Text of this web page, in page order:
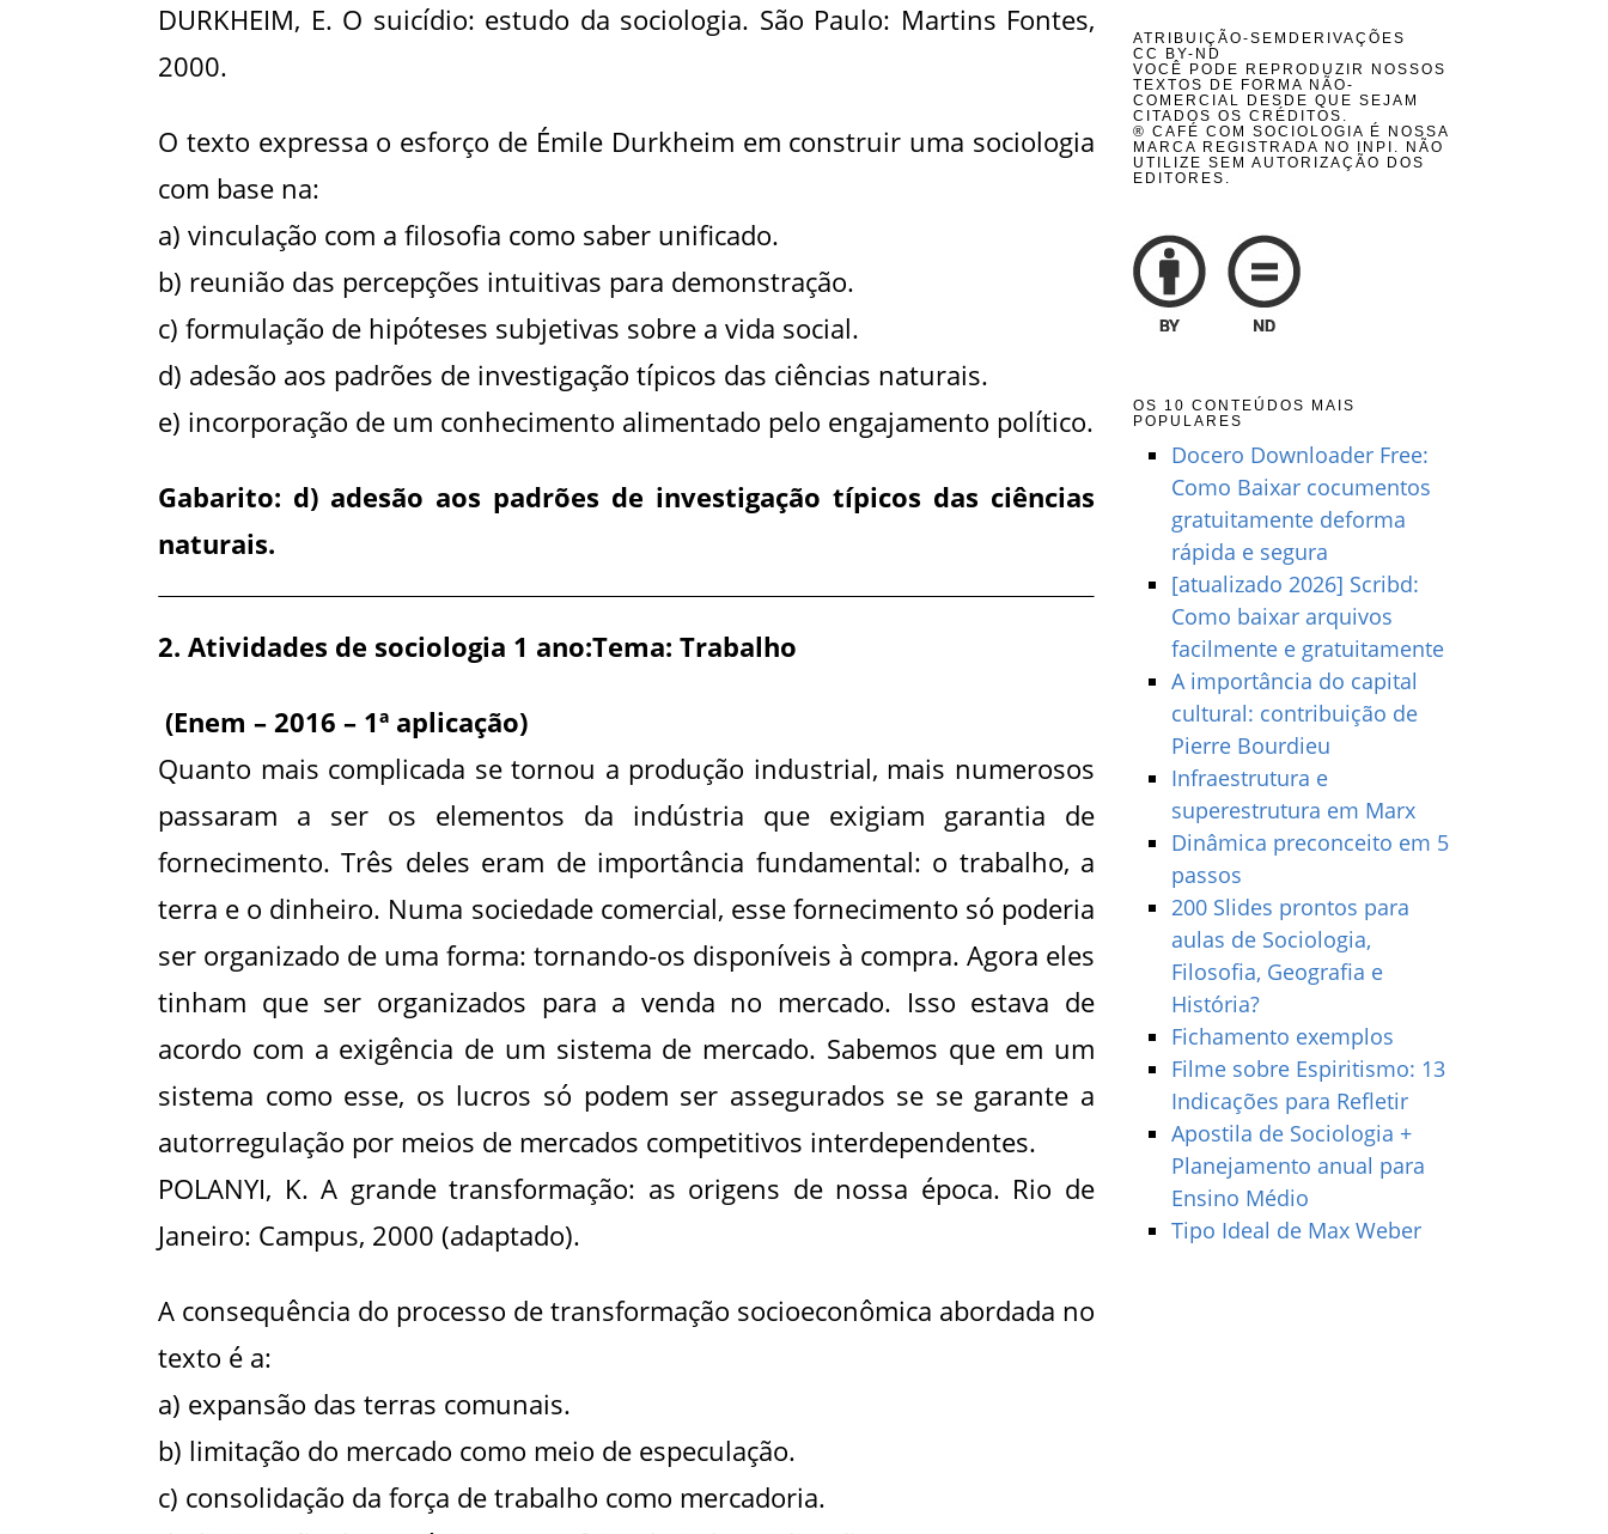
DURKHEIM, E. O suicídio: estudo da sociologia. São Paulo: Martins Fontes,
2000.
O texto expressa o esforço de Émile Durkheim em construir uma sociologia
com base na:
a) vinculação com a filosofia como saber unificado.
b) reunião das percepções intuitivas para demonstração.
c) formulação de hipóteses subjetivas sobre a vida social.
d) adesão aos padrões de investigação típicos das ciências naturais.
e) incorporação de um conhecimento alimentado pelo engajamento político.
Gabarito: d) adesão aos padrões de investigação típicos das ciências
naturais.
2. Atividades de sociologia 1 ano:Tema: Trabalho
(Enem – 2016 – 1ª aplicação)
Quanto mais complicada se tornou a produção industrial, mais numerosos
passaram a ser os elementos da indústria que exigiam garantia de
fornecimento. Três deles eram de importância fundamental: o trabalho, a
terra e o dinheiro. Numa sociedade comercial, esse fornecimento só poderia
ser organizado de uma forma: tornando-os disponíveis à compra. Agora eles
tinham que ser organizados para a venda no mercado. Isso estava de
acordo com a exigência de um sistema de mercado. Sabemos que em um
sistema como esse, os lucros só podem ser assegurados se se garante a
autorregulação por meios de mercados competitivos interdependentes.
POLANYI, K. A grande transformação: as origens de nossa época. Rio de
Janeiro: Campus, 2000 (adaptado).
A consequência do processo de transformação socioeconômica abordada no
texto é a:
a) expansão das terras comunais.
b) limitação do mercado como meio de especulação.
c) consolidação da força de trabalho como mercadoria.
ATRIBUIÇÃO-SEMDERIVAÇÕES
CC BY-ND
VOCÊ PODE REPRODUZIR NOSSOS
TEXTOS DE FORMA NÃO-
COMERCIAL DESDE QUE SEJAM
CITADOS OS CRÉDITOS.
® CAFÉ COM SOCIOLOGIA É NOSSA
MARCA REGISTRADA NO INPI. NÃO
UTILIZE SEM AUTORIZAÇÃO DOS
EDITORES.
OS 10 CONTEÚDOS MAIS
POPULARES
Docero Downloader Free:
Como Baixar cocumentos
gratuitamente deforma
rápida e segura
[atualizado 2026] Scribd:
Como baixar arquivos
facilmente e gratuitamente
A importância do capital
cultural: contribuição de
Pierre Bourdieu
Infraestrutura e
superestrutura em Marx
Dinâmica preconceito em 5
passos
200 Slides prontos para
aulas de Sociologia,
Filosofia, Geografia e
História?
Fichamento exemplos
Filme sobre Espiritismo: 13
Indicações para Refletir
Apostila de Sociologia +
Planejamento anual para
Ensino Médio
Tipo Ideal de Max Weber